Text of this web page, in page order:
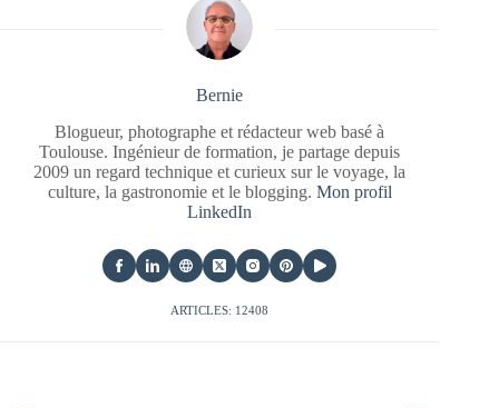
Bernie
Blogueur, photographe et rédacteur web basé à
Toulouse. Ingénieur de formation, je partage depuis
2009 un regard technique et curieux sur le voyage, la
culture, la gastronomie et le blogging. Mon profil
LinkedIn
ARTICLES: 12408